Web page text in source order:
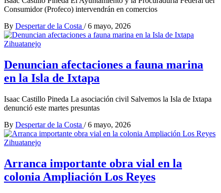
Consumidor (Profeco) intervendrán en comercios
By Despertar de la Costa / 6 mayo, 2026
Zihuatanejo
Denuncian afectaciones a fauna marina
en la Isla de Ixtapa
Isaac Castillo Pineda La asociación civil Salvemos la Isla de Ixtapa
denunció este martes presuntas
By Despertar de la Costa / 6 mayo, 2026
Zihuatanejo
Arranca importante obra vial en la
colonia Ampliación Los Reyes